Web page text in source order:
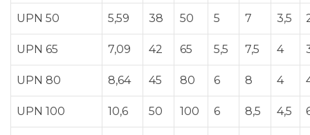
UPN 50 5,59 38 50 5 7 3,5
UPN 65 7,09 42 65 5,5 7,5 4
UPN 80 8,64 45 80 6 8 4
UPN 100 10,6 50 100 6 8,5 4,5